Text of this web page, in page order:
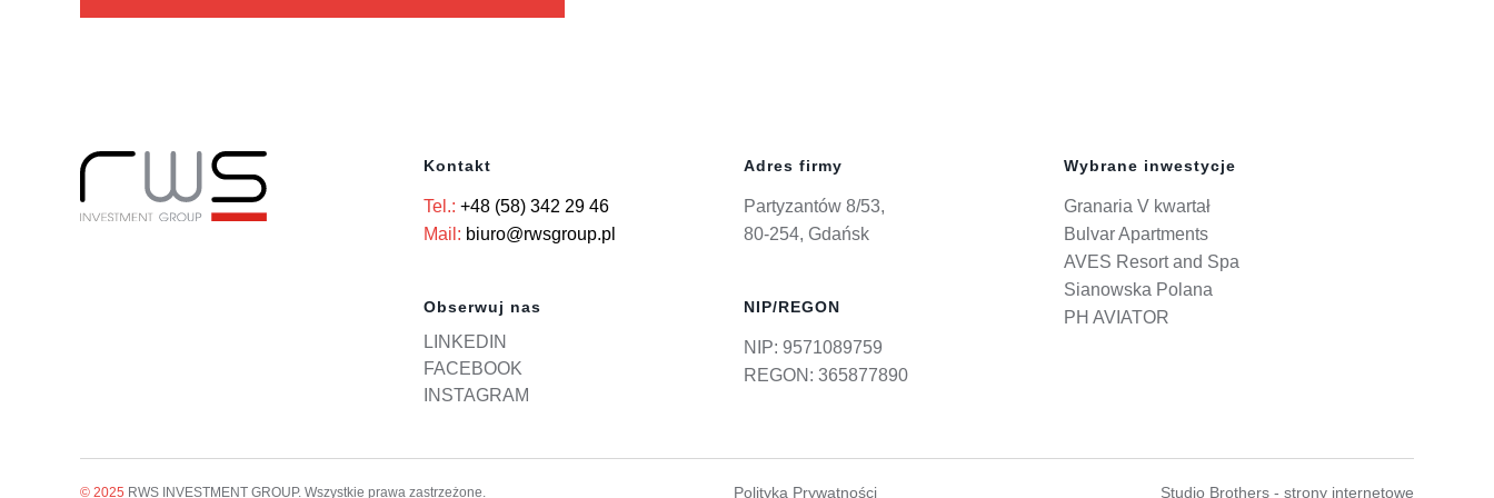
Kontakt
Tel.: +48 (58) 342 29 46
Mail: biuro@rwsgroup.pl
Obserwuj nas
LINKEDIN
FACEBOOK
INSTAGRAM
Adres firmy
Partyzantów 8/53,
80-254, Gdańsk
NIP/REGON
NIP: 9571089759
REGON: 365877890
Wybrane inwestycje
Granaria V kwartał
Bulvar Apartments
AVES Resort and Spa
Sianowska Polana
PH AVIATOR
© 2025 RWS INVESTMENT GROUP. Wszystkie prawa zastrzeżone. Polityka Prywatności Studio Brothers - strony internetowe